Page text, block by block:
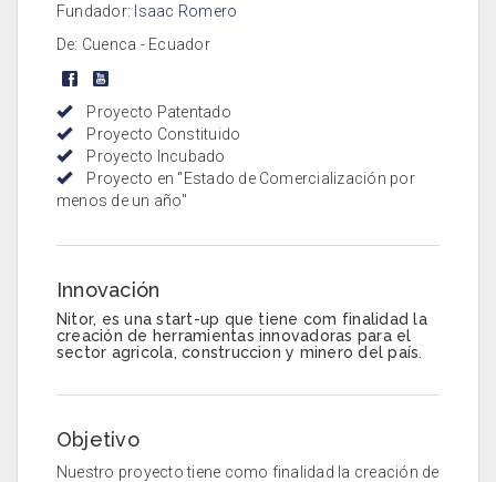
Fundador: Isaac Romero
De: Cuenca - Ecuador
Proyecto Patentado
Proyecto Constituido
Proyecto Incubado
Proyecto en "Estado de Comercialización por
menos de un año"
Innovación
Nitor, es una start-up que tiene com finalidad la
creación de herramientas innovadoras para el
sector agricola, construccion y minero del país.
Objetivo
Nuestro proyecto tiene como finalidad la creación de